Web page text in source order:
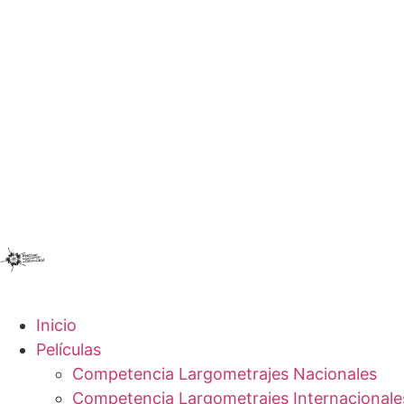
Inicio
Películas
Competencia Largometrajes Nacionales
Competencia Largometrajes